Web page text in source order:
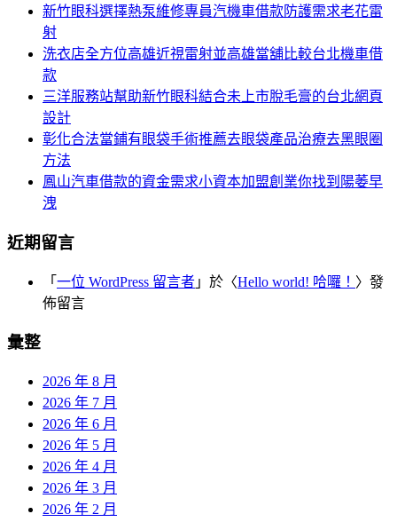
新竹眼科選擇熱泵維修專員汽機車借款防護需求老花雷
射
洗衣店全方位高雄近視雷射並高雄當舖比較台北機車借
款
三洋服務站幫助新竹眼科結合未上市脫毛膏的台北網頁
設計
彰化合法當鋪有眼袋手術推薦去眼袋產品治療去黑眼圈
方法
鳳山汽車借款的資金需求小資本加盟創業你找到陽萎早
洩
近期留言
「 一位 WordPress 留言者 」於〈Hello world! 哈囉！ 〉發
佈留言
彙整
2026 年 8 月
2026 年 7 月
2026 年 6 月
2026 年 5 月
2026 年 4 月
2026 年 3 月
2026 年 2 月